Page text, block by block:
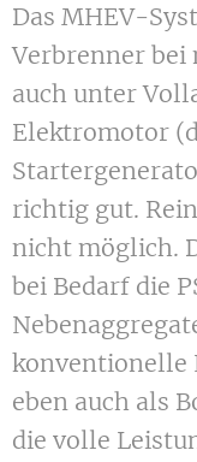
Das MHEV-
Verbrenner bei
auch unter
Elektromotor
richtig gut.
nicht möglich.
bei Bedarf die
konventionelle
eben auch als
die volle